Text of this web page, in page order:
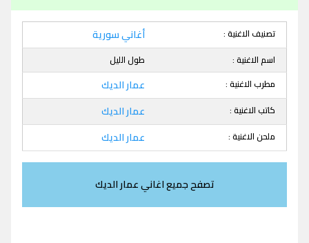
تصنيف الاغنية : أغاني سورية
اسم الاغنية :
طول الليل
مطرب الاغنية :
عمار الديك
كاتب الاغنية : عمار الديك
ملحن الاغنية : عمار الديك
تصفح جميع اغاني عمار الديك